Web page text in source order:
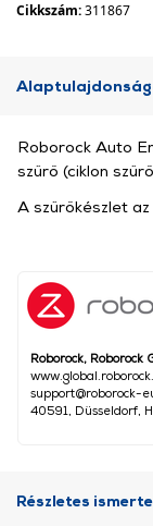
Cikkszám:311867
Roborock, Roborock
support@roborock-
40591, Düsseldorf,
Roborock Auto
szűrő (ciklon
A szűrőkészlet
Részletes